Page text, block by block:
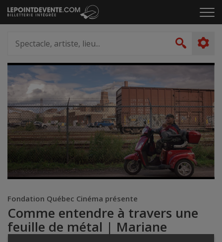
Passer
au
le
artiste,
lieu...
Fondation Québec Cinéma présente
Comme entendre à travers une
feuille de métal | Mariane